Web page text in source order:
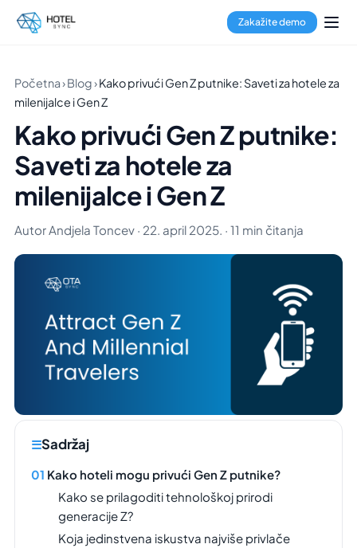
Zakažite demo
Početna›Blog›Kako privući Gen Z putnike: Saveti za hotele za
milenijalce i Gen Z
Kako privući Gen Z putnike:
Saveti za hotele za
milenijalce i Gen Z
Autor Andjela Toncev · 22. april 2025. · 11 min čitanja
Sadržaj
Kako hoteli mogu privući Gen Z putnike?
Kako se prilagoditi tehnološkoj prirodi
generacije Z?
Koja jedinstvena iskustva najviše privlače